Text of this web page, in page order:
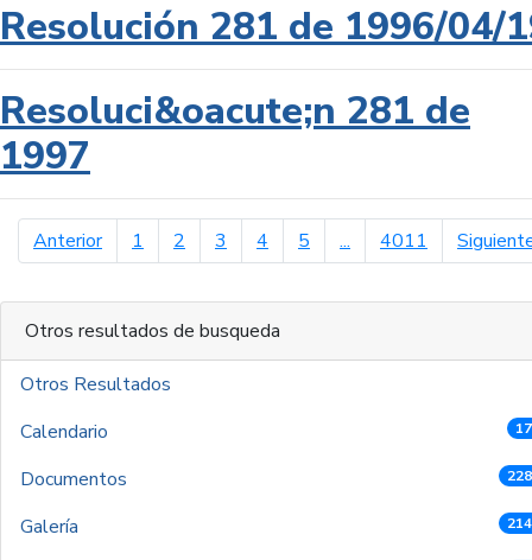
Resolución 281 de 1996/04/
Resoluci&oacute;n 281 de
1997
Anteriorpágina anterior
1 2 3 4 5 ... 4011
Otros resultados de busqueda
Otros Resultados
Calendario
Documentos
Galería